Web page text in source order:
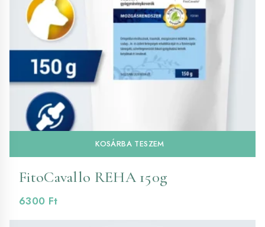
KOSÁRBA TESZEM
FitoCavallo REHA 150g
6300 Ft